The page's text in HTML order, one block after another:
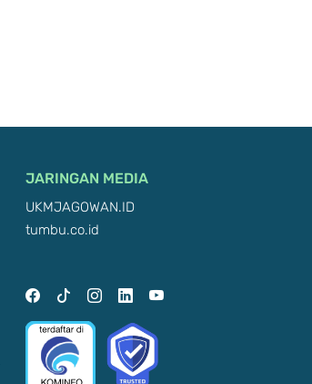
JARINGAN MEDIA
UKMJAGOWAN.ID
tumbu.co.id